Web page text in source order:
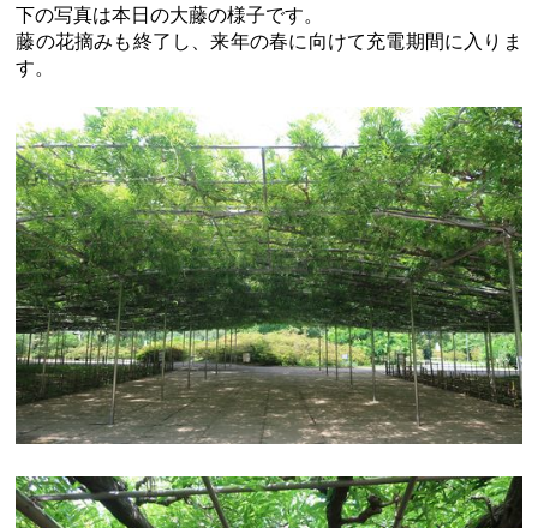
下の写真は本日の大藤の様子です。
藤の花摘みも終了し、来年の春に向けて充電期間に入りま
す。